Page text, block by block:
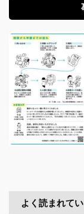
よく読まれて